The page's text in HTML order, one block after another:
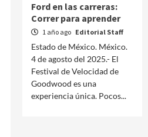
Ford en las carreras:
Correr para aprender
1 año ago Editorial Staff
Estado de México. México.
4 de agosto del 2025.- El
Festival de Velocidad de
Goodwood es una
experiencia única. Pocos...